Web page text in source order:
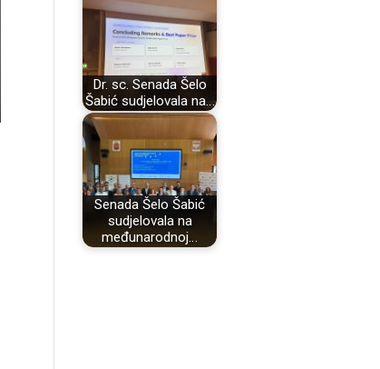
Dr. sc. Senada Šelo
Šabić sudjelovala na…
Senada Šelo Šabić
sudjelovala na
međunarodnoj…